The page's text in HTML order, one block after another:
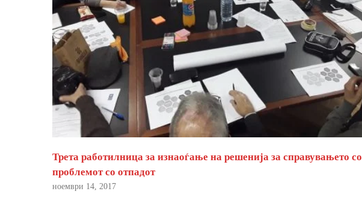
Трета работилница за изнаоѓање на решенија за справувањето со
проблемот со отпадот
ноември 14, 2017